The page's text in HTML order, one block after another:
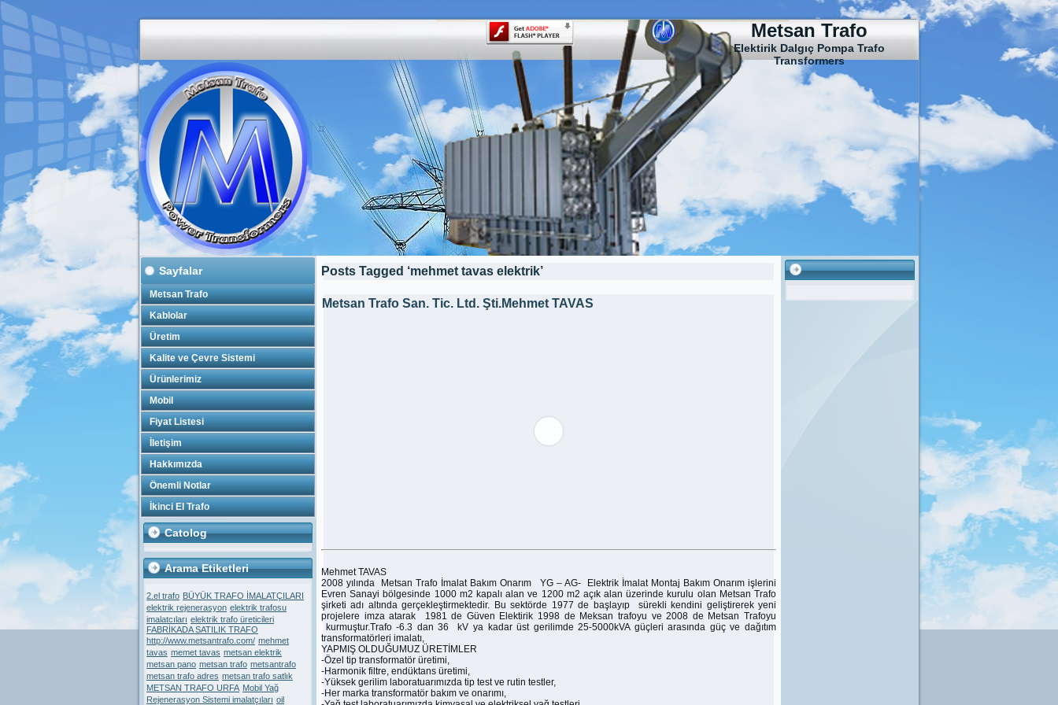
Metsan Trafo
Elektirik Dalgıç Pompa Trafo
Transformers
Sayfalar
Metsan Trafo
Kablolar
Üretim
Kalite ve Çevre Sistemi
Ürünlerimiz
Mobil
Fiyat Listesi
İletişim
Hakkımızda
Önemli Notlar
İkinci El Trafo
Catolog
Arama Etiketleri
2.el trafo BÜYÜK TRAFO İMALATÇILARI
elektrik rejenerasyon elektrik trafosu
imalatcıları elektrik trafo üreticileri
FABRİKADA SATILIK TRAFO
http://www.metsantrafo.com/ mehmet
tavas memet tavas metsan elektrik
metsan pano metsan trafo metsantrafo
metsan trafo adres metsan trafo satlık
METSAN TRAFO URFA Mobil Yağ
Rejenerasyon Sistemi imalatçıları oil
Posts Tagged ‘mehmet tavas elektrik’
Metsan Trafo San. Tic. Ltd. Şti.Mehmet TAVAS
Mehmet TAVAS
2008 yılında Metsan Trafo İmalat Bakım Onarım YG – AG- Elektrik İmalat Montaj Bakım Onarım işlerini
Evren Sanayi bölgesinde 1000 m2 kapalı alan ve 1200 m2 açık alan üzerinde kurulu olan Metsan Trafo
şirketi adı altında gerçekleştirmektedir. Bu sektörde 1977 de başlayıp sürekli kendini geliştirerek yeni
projelere imza atarak 1981 de Güven Elektirik 1998 de Meksan trafoyu ve 2008 de Metsan Trafoyu
kurmuştur.Trafo -6.3 dan 36 kV ya kadar üst gerilimde 25-5000kVA güçleri arasında güç ve dağıtım
transformatörleri imalatı,
YAPMIŞ OLDUĞUMUZ ÜRETİMLER
-Özel tip transformatör üretimi,
-Harmonik filtre, endüktans üretimi,
-Yüksek gerilim laboratuarımızda tip test ve rutin testler,
-Her marka transformatör bakım ve onarımı,